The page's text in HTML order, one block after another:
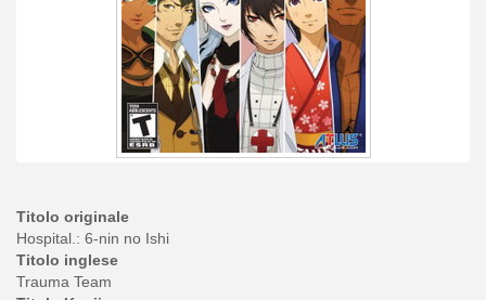
Titolo originale
Hospital.: 6-nin no Ishi
Titolo inglese
Trauma Team